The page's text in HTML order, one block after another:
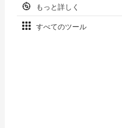
もっと詳しく
すべてのツール